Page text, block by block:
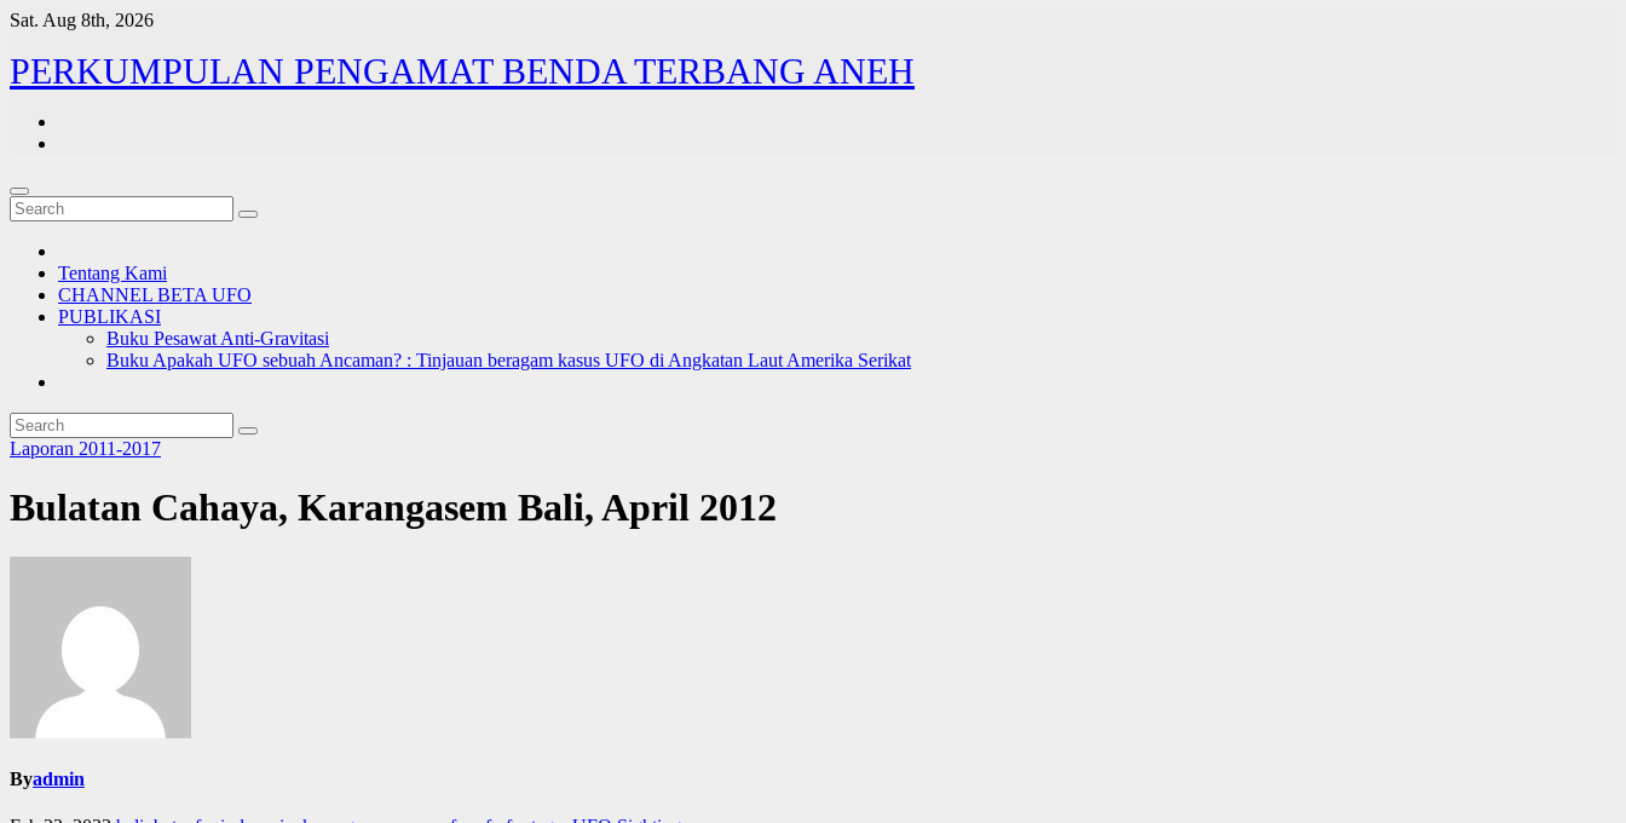
Skip
content
Sat. Aug 8th, 2026
PERKUMPULAN PENGAMAT BENDA TERBANG ANEH
Tentang Kami
CHANNEL BETA UFO
PUBLIKASI
Buku Pesawat Anti-Gravitasi
Buku Apakah UFO sebuah Ancaman? : Tinjauan beragam kasus UFO di Angkatan Laut Amerika Serikat
Laporan 2011-2017
Bulatan Cahaya, Karangasem Bali, April 2012
Byadmin